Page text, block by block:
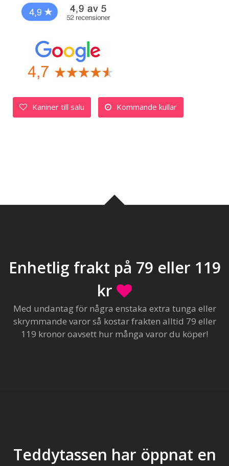
Kaniner till salu Kommande kullar
Enhetlig frakt på 79 eller 119
kr
Med undantag för några enstaka extra tunga eller
skrymmande varor så kostar frakten alltid 79 eller
119 kronor oavsett hur många varor du köper!
Teddytassen har öppnat en